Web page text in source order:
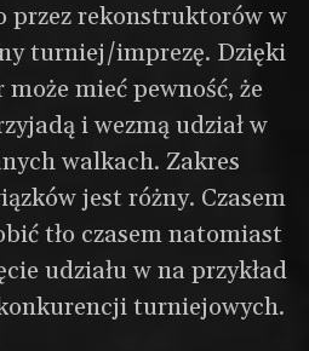
przez rekonstruktorów w
turniej/imprezę. Dzięki
mieć pewność, że
i wezmą udział w
walkach. Zakres
jest różny. Czasem
tło czasem natomiast
udziału w na przykład
turniejowych.